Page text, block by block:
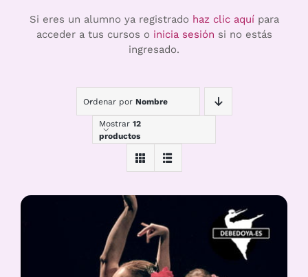
Si eres un alumno ya registrado haz clic aquípara
acceder a tus cursos o inicia sesión si no estás
ingresado.
Ordenar por Nombre
Mostrar 12
productos